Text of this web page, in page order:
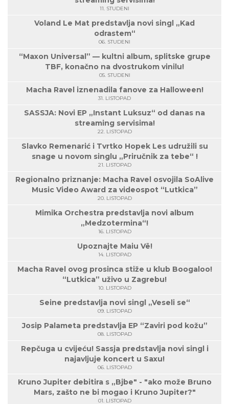
11. STUDENI
Voland Le Mat predstavlja novi singl „Kad
odrastem“
06. STUDENI
“Maxon Universal” — kultni album, splitske grupe
TBF, konačno na dvostrukom vinilu!
05. STUDENI
Macha Ravel iznenadila fanove za Halloween!
31. LISTOPAD
SASSJA: Novi EP „Instant Luksuz“ od danas na
streaming servisima!
22. LISTOPAD
Slavko Remenarić i Tvrtko Hopek Les udružili su
snage u novom singlu „Priručnik za tebe“ !
21. LISTOPAD
Regionalno priznanje: Macha Ravel osvojila SoAlive
Music Video Award za videospot “Lutkica”
20. LISTOPAD
Mimika Orchestra predstavlja novi album
„Medzotermina“!
16. LISTOPAD
Upoznajte Maiu Vë!
14. LISTOPAD
Macha Ravel ovog prosinca stiže u klub Boogaloo!
“Lutkica” uživo u Zagrebu!
10. LISTOPAD
Seine predstavlja novi singl „Veseli se“
09. LISTOPAD
Josip Palameta predstavlja EP “Zaviri pod kožu”
08. LISTOPAD
Repčuga u cvijeću! Sassja predstavlja novi singl i
najavljuje koncert u Saxu!
06. LISTOPAD
Kruno Jupiter debitira s „Bjbe" - "ako može Bruno
Mars, zašto ne bi mogao i Kruno Jupiter?"
01. LISTOPAD